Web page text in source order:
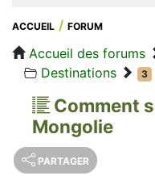
ACCUEIL FORUM
Accueil des forums
Destinations
3
Comment
Mongolie
PARTAGER